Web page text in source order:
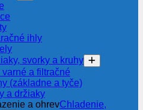
ihly
svorky a kruhy
varné a filtračné
(základne a tyče)
a držiaky
Chladenie,